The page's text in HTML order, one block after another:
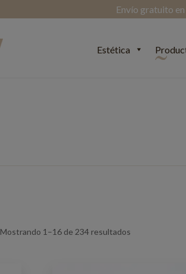
Envío gratuito
Estética
Mostrando 1–16 de 234 resultados